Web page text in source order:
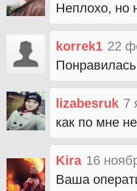
Неплохо, но
korrek1 22
lizabesruk 7
как по мне
Kira 16
Ваша